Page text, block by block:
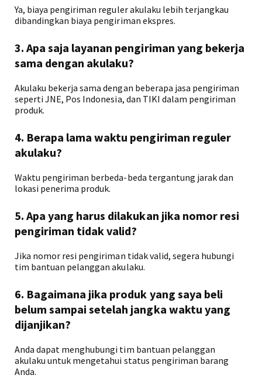
Ya, biaya pengiriman reguler akulaku lebih terjangkau
dibandingkan biaya pengiriman ekspres.
3. Apa saja layanan pengiriman yang bekerja
sama dengan akulaku?
Akulaku bekerja sama dengan beberapa jasa pengiriman
seperti JNE, Pos Indonesia, dan TIKI dalam pengiriman
produk.
4. Berapa lama waktu pengiriman reguler
akulaku?
Waktu pengiriman berbeda-beda tergantung jarak dan
lokasi penerima produk.
5. Apa yang harus dilakukan jika nomor resi
pengiriman tidak valid?
Jika nomor resi pengiriman tidak valid, segera hubungi
tim bantuan pelanggan akulaku.
6. Bagaimana jika produk yang saya beli
belum sampai setelah jangka waktu yang
dijanjikan?
Anda dapat menghubungi tim bantuan pelanggan
akulaku untuk mengetahui status pengiriman barang
Anda.